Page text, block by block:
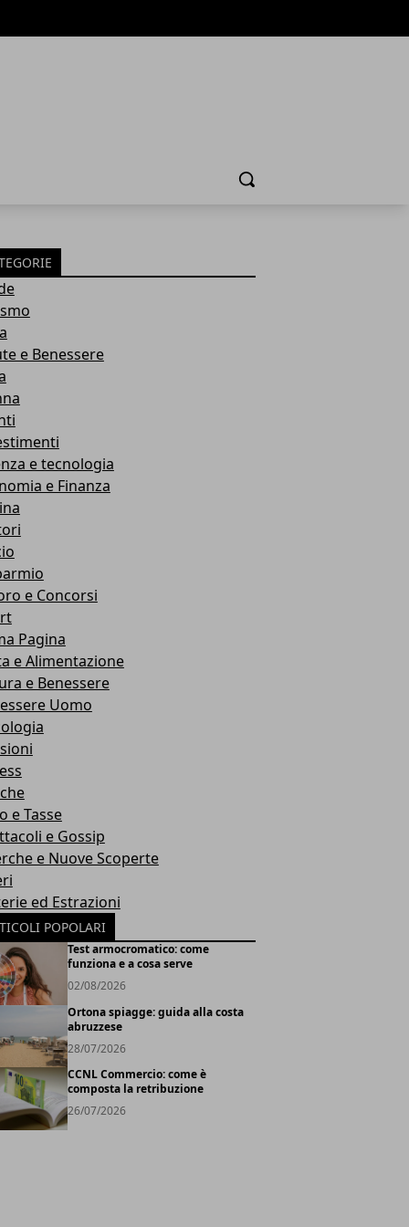
Cerca
e Benessere
e tecnologia
e Finanza
e Concorsi
Pagina
e Alimentazione
e Benessere
Uomo
e Tasse
e Gossip
e Nuove Scoperte
ed Estrazioni
POPOLARI
Test armocromatico: come
funziona e a cosa serve
02/08/2026
Ortona spiagge: guida alla costa
abruzzese
28/07/2026
CCNL Commercio: come è
composta la retribuzione
26/07/2026